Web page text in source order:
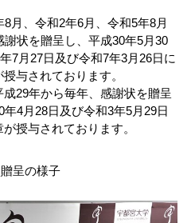
ー
研究所
研究開発室
地域デザインセンター
圏センター
て
高校生対象）
部出前授業分野一覧
授業分野一覧
覧
部講演テーマ一覧
テーマ一覧
ット出願（学部）
ト出願（大学院）
月、令和2年6月、令和5年8月
状を贈呈し、平成30年5月30
7月27日及び令和7年3月26日に
与されております。
29年から毎年、感謝状を贈呈
4月28日及び令和3年5月29日
授与されております。
呈の様子